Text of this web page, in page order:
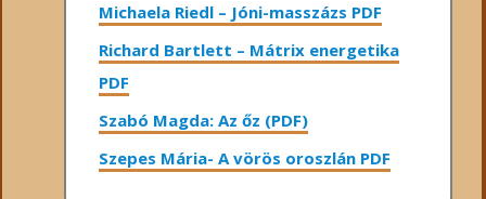
Michaela Riedl – Jóni-masszázs PDF
Richard Bartlett – Mátrix energetika
PDF
Szabó Magda: Az őz (PDF)
Szepes Mária- A vörös oroszlán PDF